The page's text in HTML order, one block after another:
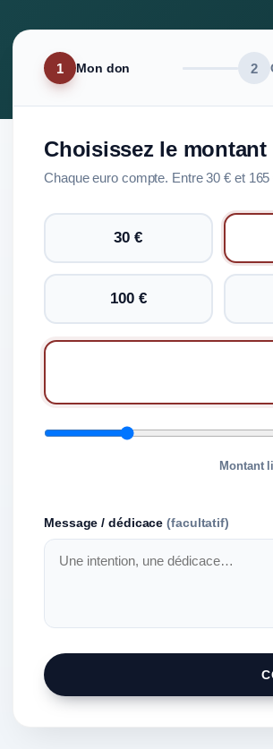
1 Mon don 2
Choisissez le
Chaque euro compte. Entre 30 € et 165
30 €
100 €
Montant
Message / dédicace(facultatif)